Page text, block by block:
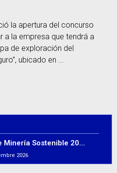
la apertura del concurso
a la empresa que tendrá a
de exploración del
ubicado en ...
II Cumbre de Minería Sostenible 2026
2026